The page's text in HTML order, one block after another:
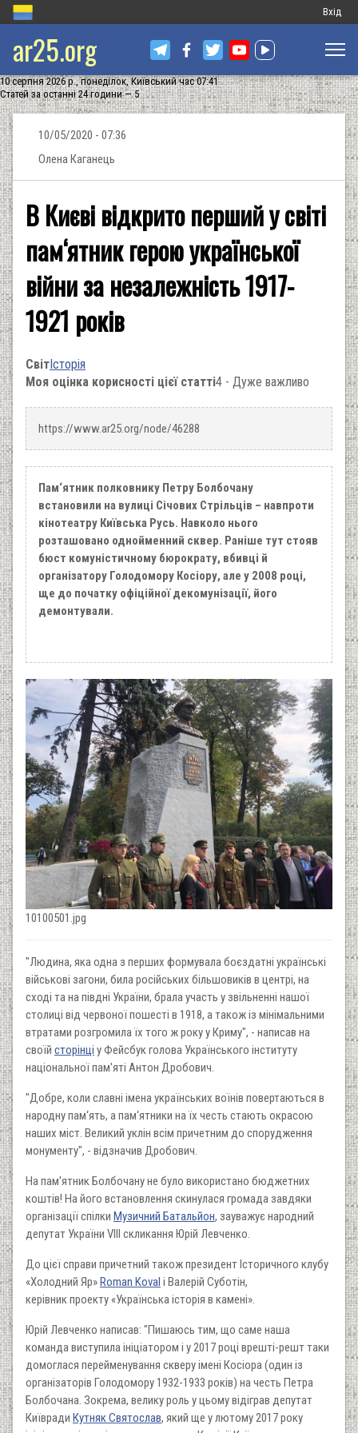
Меню
запису
Вхід
ar25.org
10 серпня 2026 р., понеділок, Київський час 07:41
Статей за останні 24 години — 5
10/05/2020 - 07:36
Олена Каганець
В Києві відкрито перший у світі
пам‘ятник герою української
війни за незалежність 1917-
1921 років
СвітІсторія
Моя оцінка корисності цієї статті4 - Дуже важливо
https://www.ar25.org/node/46288
Пам‘ятник полковнику Петру Болбочану
встановили на вулиці Січових Стрільців – навпроти
кінотеатру Київська Русь. Навколо нього
розташовано однойменний сквер. Раніше тут стояв
бюст комуністичному бюрократу, вбивці й
організатору Голодомору Косіору, але у 2008 році,
ще до початку офіційної декомунізації, його
демонтували.
10100501.jpg
"Людина, яка одна з перших формувала боєздатні українські
військові загони, била російських більшовиків в центрі, на
сході та на півдні України, брала участь у звільненні нашої
столиці від червоної пошесті в 1918, а також із мінімальними
втратами розгромила їх того ж року у Криму", - написав на
своїй сторінці у Фейсбук голова Українського інституту
національної пам'яті Антон Дробович.
"Добре, коли славні імена українських воїнів повертаються в
народну пам‘ять, а пам‘ятники на їх честь стають окрасою
наших міст. Великий уклін всім причетним до спорудження
монументу", - відзначив Дробович.
На пам'ятник Болбочану не було використано бюджетних
коштів! На його встановлення скинулася громада завдяки
організації спілки Музичний Батальйон, зауважує народний
депутат України VIII скликання Юрій Левченко.
До цієї справи причетний також президент Історичного клубу
«Холодний Яр»Roman Koval і Валерій Суботін,
керівник проекту «Українська історія в камені».
Юрій Левченко написав: "Пишаюсь тим, що саме наша
команда виступила ініціатором і у 2017 році врешті-решт таки
домоглася перейменування скверу імені Косіора (один із
організаторів Голодомору 1932-1933 років) на честь Петра
Болбочана. Зокрема, велику роль у цьому відіграв депутат
Київради Кутняк Святослав, який ще у лютому 2017 року